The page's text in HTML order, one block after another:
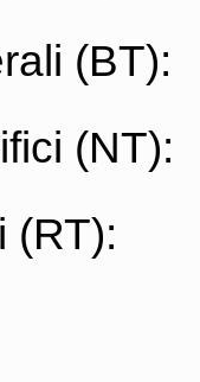
(BT):
(NT):
(RT):